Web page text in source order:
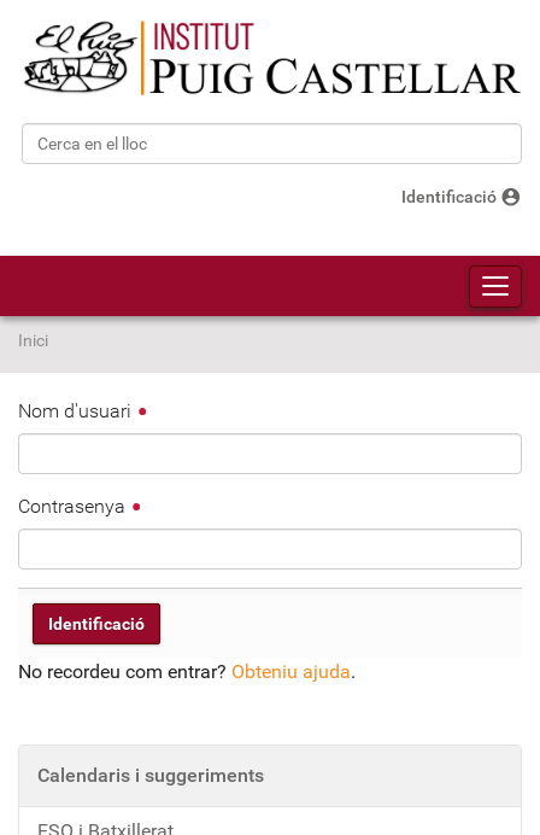
Cerca
Identificació account_circle
Inici
Nom d'usuari
Contrasenya
No recordeu com entrar? Obteniu ajuda.
Calendaris i suggeriments